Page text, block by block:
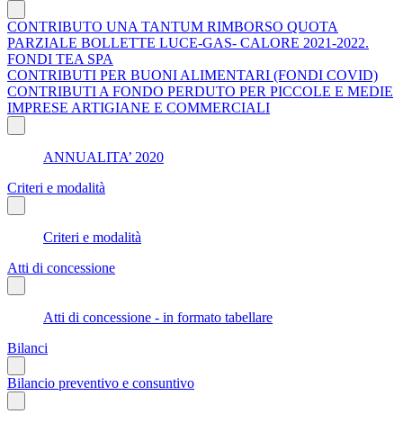
CONTRIBUTO UNA TANTUM RIMBORSO QUOTA
PARZIALE BOLLETTE LUCE-GAS- CALORE 2021-2022.
FONDI TEA SPA
CONTRIBUTI PER BUONI ALIMENTARI (FONDI COVID)
CONTRIBUTI A FONDO PERDUTO PER PICCOLE E MEDIE
IMPRESE ARTIGIANE E COMMERCIALI
ANNUALITA’ 2020
Criteri e modalità
Criteri e modalità
Atti di concessione
Atti di concessione - in formato tabellare
Bilanci
Bilancio preventivo e consuntivo